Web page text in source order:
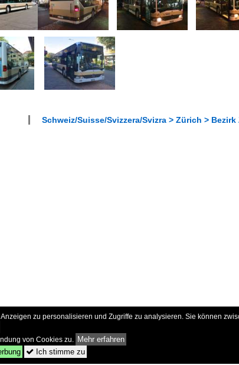
Schweiz/Suisse/Svizzera/Svizra > Zürich >
zu personalisieren und Zugriffe zu analysieren. Sie können
von Cookies zu. Mehr erfahren
 Ich stimme zu